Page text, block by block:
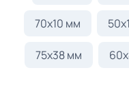
70x10 мм
75х38 мм